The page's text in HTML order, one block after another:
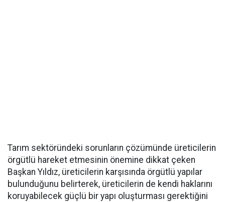
Tarım sektöründeki sorunların çözümünde üreticilerin
örgütlü hareket etmesinin önemine dikkat çeken
Başkan Yıldız, üreticilerin karşısında örgütlü yapılar
bulunduğunu belirterek, üreticilerin de kendi haklarını
koruyabilecek güçlü bir yapı oluşturması gerektiğini